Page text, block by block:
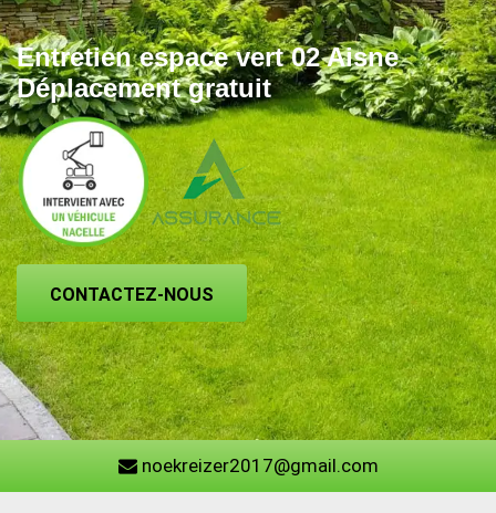
Entretien espace vert 02 Aisne
Déplacement gratuit
CONTACTEZ-NOUS
noekreizer2017@gmail.com